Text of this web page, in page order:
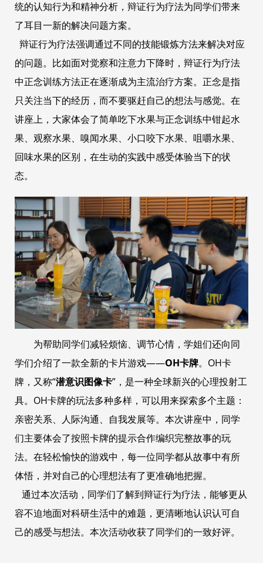
统的认知行为和精神分析，辩证行为疗法为同学们带来
了耳目一新的解决问题方案。
辩证行为疗法强调通过不同的技能锻炼方法来解决对应
的问题。比如面对觉察和注意力下降时，辩证行为疗法
中正念训练方法正在逐渐成为主流治疗方案。正念是指
只关注当下的经历，而不要驱赶自己的想法与感觉。在
讲座上，大家体会了简单吃下水果与正念训练中钳起水
果、观察水果、嗅闻水果、小口咬下水果、咀嚼水果、
回味水果的区别，在生动的实践中感受体验当下的状
态。
为帮助同学们减轻烦恼、调节心情，学姐们还向同
学们介绍了一款全新的卡片游戏——OH卡牌。OH卡
牌，又称“潜意识图像卡”，是一种全球新兴的心理投射工
具。OH卡牌的玩法多种多样，可以用来探索多个主题：
亲密关系、人际沟通、自我发展等。本次讲座中，同学
们主要体会了按照卡牌的提示合作编织完整故事的玩
法。在轻松愉快的游戏中，每一位同学都从故事中有所
体悟，并对自己的心理想法有了更准确地把握。
通过本次活动，同学们了解到辩证行为疗法，能够更从
容不迫地面对科研生活中的难题，更清晰地认识认可自
己的感受与想法。本次活动收获了同学们的一致好评。